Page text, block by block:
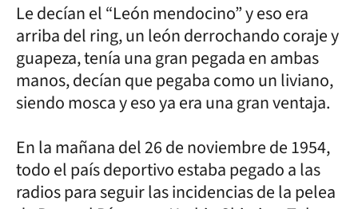
Le decían el “León mendocino” y eso era
arriba del ring, un león derrochando coraje y
guapeza, tenía una gran pegada en ambas
manos, decían que pegaba como un liviano,
siendo mosca y eso ya era una gran ventaja.
En la mañana del 26 de noviembre de 1954,
todo el país deportivo estaba pegado a las
radios para seguir las incidencias de la pelea